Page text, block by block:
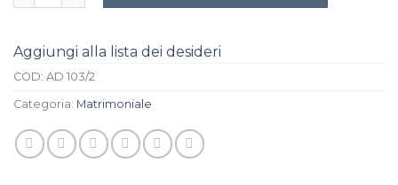
Aggiungi alla lista dei desideri
COD: AD 103/2
Categoria: Matrimoniale